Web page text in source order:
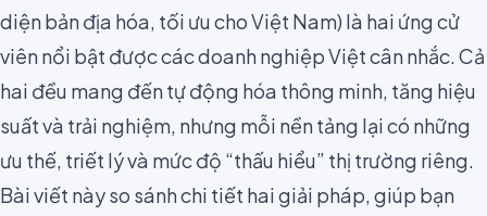
diện bản địa hóa, tối ưu cho Việt Nam) là hai ứng cử
viên nổi bật được các doanh nghiệp Việt cân nhắc. Cả
hai đều mang đến tự động hóa thông minh, tăng hiệu
suất và trải nghiệm, nhưng mỗi nền tảng lại có những
ưu thế, triết lý và mức độ “thấu hiểu” thị trường riêng.
Bài viết này so sánh chi tiết hai giải pháp, giúp bạn